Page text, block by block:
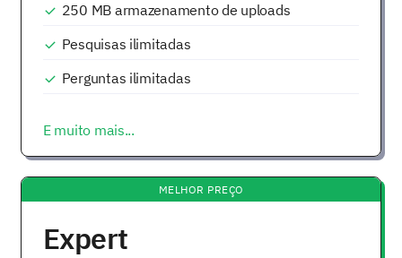
250 MB armazenamento de uploads
Pesquisas ilimitadas
Perguntas ilimitadas
E muito mais...
MELHOR PREÇO
Expert